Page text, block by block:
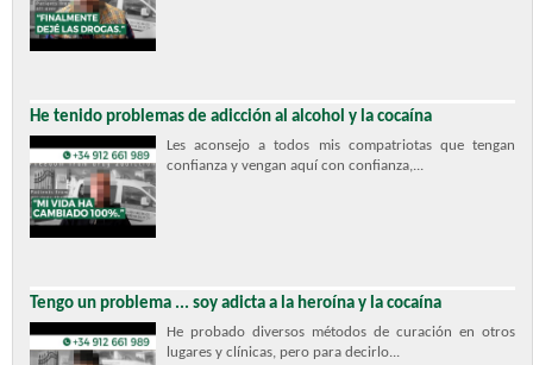
He tenido problemas de adicción al alcohol y la cocaína
Les aconsejo a todos mis compatriotas que tengan
confianza y vengan aquí con confianza,...
Tengo un problema ... soy adicta a la heroína y la cocaína
He probado diversos métodos de curación en otros
lugares y clínicas, pero para decirlo...